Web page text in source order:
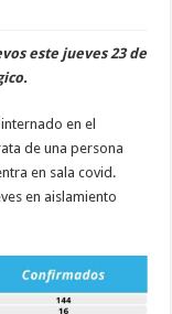
este jueves 23 de
en el
de una persona
en sala covid.
en aislamiento